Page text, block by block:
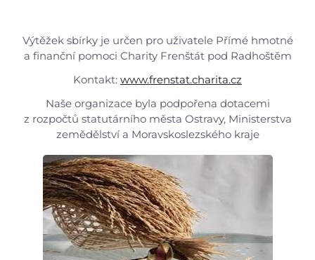
Výtěžek sbírky je určen pro uživatele Přímé hmotné
a finanční pomoci Charity Frenštát pod Radhoštěm
Kontakt: www.frenstat.charita.cz
Naše organizace byla podpořena dotacemi
z rozpočtů statutárního města Ostravy, Ministerstva
zemědělství a Moravskoslezského kraje